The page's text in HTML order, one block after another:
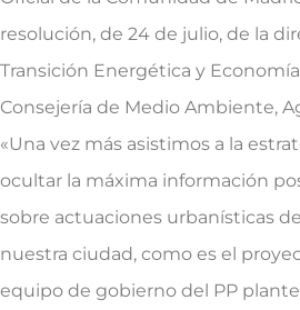
resolución, de 24 de julio, de la
Transición Energética y
Consejería de Medio Ambiente,
«Una vez más asistimos a la
ocultar la máxima información
sobre actuaciones urbanísticas
nuestra ciudad, como es el
equipo de gobierno del PP